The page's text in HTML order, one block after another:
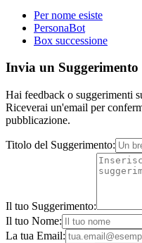
Per nome esiste
PersonaBot
Box successione
Invia un Suggerimento
Hai feedback o suggerimenti
Riceverai un'email per
pubblicazione.
Titolo del Suggerimento:
Il tuo Suggerimento:
Il tuo Nome:
La tua Email: